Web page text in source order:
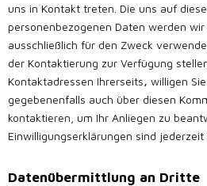
uns in Kontakt treten. Die uns auf
personenbezogenen Daten werden
ausschließlich für den Zweck
der Kontaktierung zur Verfügung
Kontaktadressen Ihrerseits, willigen
gegebenenfalls auch über diesen
kontaktieren, um Ihr Anliegen zu
Einwilligungserklärungen sind
Datenübermittlung an Dritte